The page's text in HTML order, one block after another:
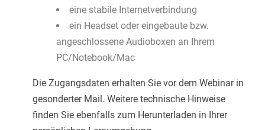
eine stabile Internetverbindung
ein Headset oder eingebaute bzw.
angeschlossene Audioboxen an Ihrem
PC/Notebook/Mac
Die Zugangsdaten erhalten Sie vor dem Webinar in
gesonderter Mail. Weitere technische Hinweise
finden Sie ebenfalls zum Herunterladen in Ihrer